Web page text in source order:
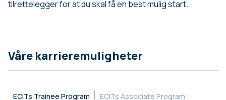
tilrettelegger for at du skal få en best mulig start.
Våre karrieremuligheter
ECITs Trainee Program
ECITs Associate Program